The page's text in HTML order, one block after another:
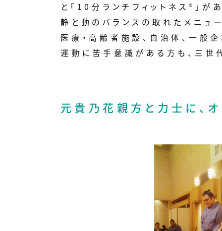
と「10分ランチフィットネス®」が
静と動のバランスの取れたメニュ
医療・高齢者施設、自治体、一般
運動に苦手意識がある方も、三世
元貴乃花親方と力士に、